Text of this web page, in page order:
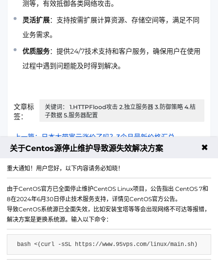
测等，有效抵御各类网络攻击。
灵活扩展：支持按需扩展计算资源、存储空间等，满足不同
业务需求。
优质服务：提供24/7技术支持和客户服务，确保用户在使用
过程中遇到问题能及时得到解决。
文章标
签：
关键词： 1.HTTPFlood攻击 2.独立服务器 3.防御策略 4.桔
子数据 5.服务器配置
上一篇：日本大带宽云涨价了吗？3个月最新价格汇总
关于Centos源停止维护导致源失效解决方案 ✖
重大通知！用户您好，以下内容请务必知晓！
由于CentOS官方已全面停止维护CentOS Linux项目，公告指出 CentOS 7和
8在2024年6月30日停止技术服务支持，详情见CentOS官方公告。
导致CentOS系统源已全面失效，比如安装宝塔等等会出现网络不可达等报错，
解决方案是更换系统源。输入以下命令：
bash <(curl -sSL https://www.95vps.com/linux/main.sh)